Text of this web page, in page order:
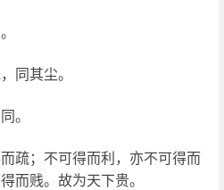
同其尘。
。
疏；不可得而利，亦不可得而
而贱。故为天下贵。